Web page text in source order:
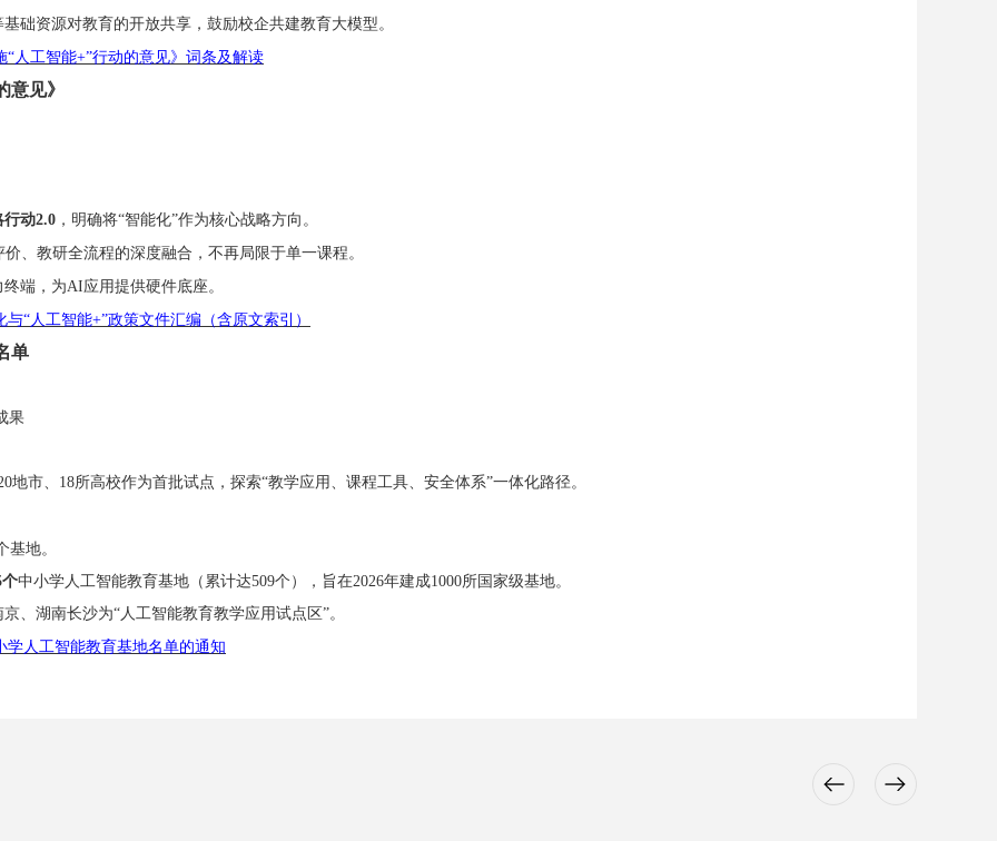
础资源对教育的开放共享，鼓励校企共建教育大模型。
人工智能+”行动的意见》词条及解读
见》
行动2.0 ，明确将“智能化”作为核心战略方向。
、教研全流程的深度融合，不再局限于单一课程。
端，为AI应用提供硬件底座。
与“人工智能+”政策文件汇编（含原文索引）
单
果
地市、18所高校作为首批试点，探索“教学应用、课程工具、安全体系”一体化路径。
基地。
个中小学人工智能教育基地（累计达509个），旨在2026年建成1000所国家级基地。
、湖南长沙为“人工智能教育教学应用试点区”。
学人工智能教育基地名单的通知